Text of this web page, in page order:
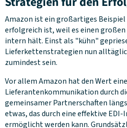
Amazon ist ein großartiges
erfolgreich ist, weil es einen
intern hält. Einst als "kühn"
Lieferkettenstrategien nun
zumindest sein.
Vor allem Amazon hat den Wert
Lieferantenkommunikation durch
gemeinsamer Partnerschaften
etwas, das durch eine effektive
ermöglicht werden kann.